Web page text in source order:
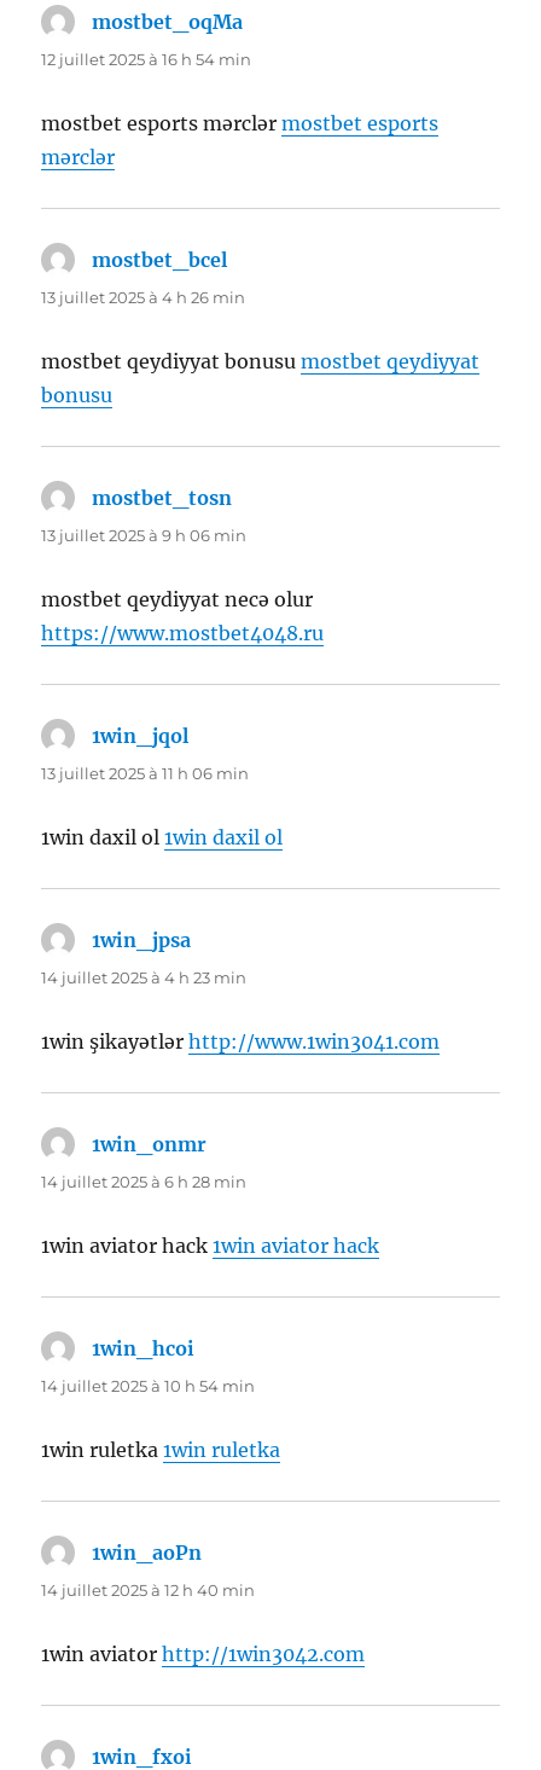
mostbet_oqMa
12 juillet 2025 à 16 h 54 min
mostbet esports mərclərmostbet esports
mərclər
mostbet_bcel
13 juillet 2025 à 4 h 26 min
mostbet qeydiyyat bonusumostbet qeydiyyat
bonusu
mostbet_tosn
13 juillet 2025 à 9 h 06 min
mostbet qeydiyyat necə olur
https://www.mostbet4048.ru
1win_jqol
13 juillet 2025 à 11 h 06 min
1win daxil ol1win daxil ol
1win_jpsa
14 juillet 2025 à 4 h 23 min
1win şikayətlərhttp://www.1win3041.com
1win_onmr
14 juillet 2025 à 6 h 28 min
1win aviator hack1win aviator hack
1win_hcoi
14 juillet 2025 à 10 h 54 min
1win ruletka1win ruletka
1win_aoPn
14 juillet 2025 à 12 h 40 min
1win aviatorhttp://1win3042.com
1win_fxoi